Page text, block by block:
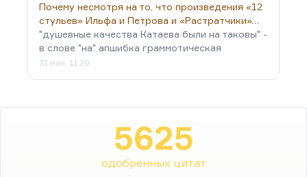
Почему несмотря на то, что произведения «12
стульев» Ильфа и Петрова и «Растратчики»…
"душевные качества Катаева были на таковы" -
в слове "на" апшибка граммотическая
31 мая, 11:20
5625
одобренных цитат